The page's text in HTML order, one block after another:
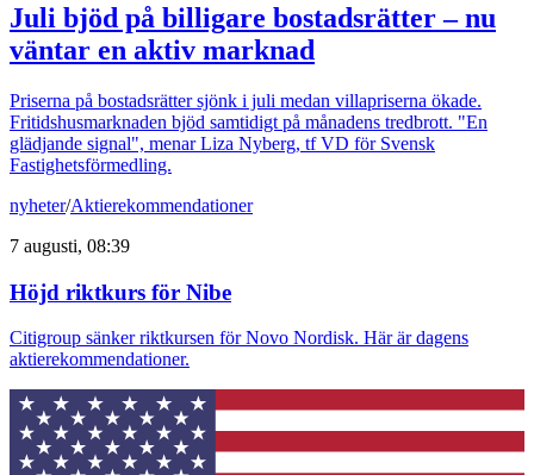
Juli bjöd på billigare bostadsrätter – nu
väntar en aktiv marknad
Priserna på bostadsrätter sjönk i juli medan villapriserna ökade.
Fritidshusmarknaden bjöd samtidigt på månadens tredbrott. "En
glädjande signal", menar Liza Nyberg, tf VD för Svensk
Fastighetsförmedling.
nyheter/Aktierekommendationer
7 augusti, 08:39
Höjd riktkurs för Nibe
Citigroup sänker riktkursen för Novo Nordisk. Här är dagens
aktierekommendationer.